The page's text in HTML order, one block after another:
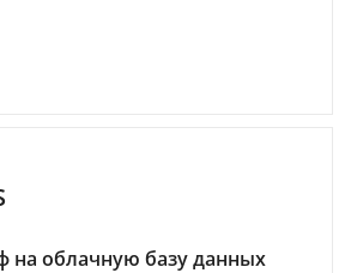
на облачную базу данных